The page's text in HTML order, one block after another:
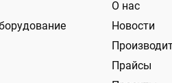
О нас
Новости
Прайсы